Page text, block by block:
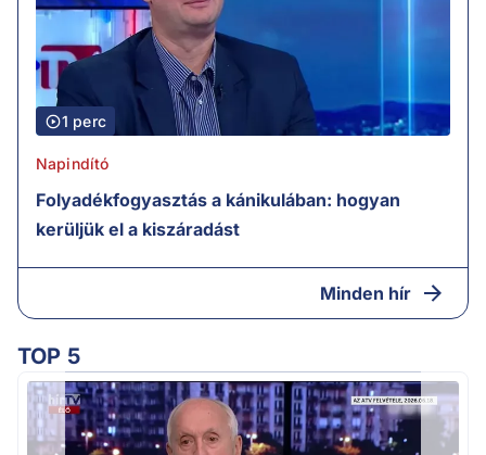
1 perc
Napindító
Folyadékfogyasztás a kánikulában: hogyan
kerüljük el a kiszáradást
Minden hír
TOP 5